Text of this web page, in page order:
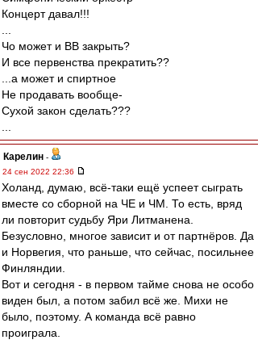
Концерт давал!!!
Чо может и ВВ закрыть?
И все первенства прекратить??
...а может и спиртное
Не продавать вообще-
Сухой закон сделать???
Карелин -
24 сен 2022 22:36
Холанд, думаю, всё-таки ещё успеет сыграть
вместе со сборной на ЧЕ и ЧМ. То есть, вряд
ли повторит судьбу Яри Литманена.
Безусловно, многое зависит и от партнёров. Да
и Норвегия, что раньше, что сейчас, посильнее
Финляндии.
Вот и сегодня - в первом тайме снова не особо
виден был, а потом забил всё же. Михи не
было, поэтому. А команда всё равно
проиграла.